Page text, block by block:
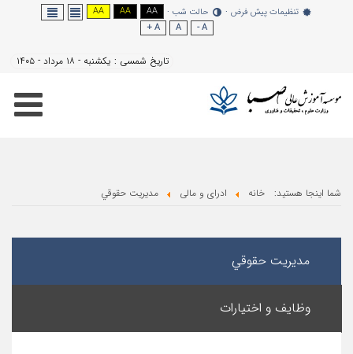
تنظیمات پیش فرض حالت شب AA
AA
AA
یکشنبه - ۱۸ مرداد - ۱۴۰۵
خانه ادرای و مالی مدیریت حقوقي
حقوقي
و اختیارات